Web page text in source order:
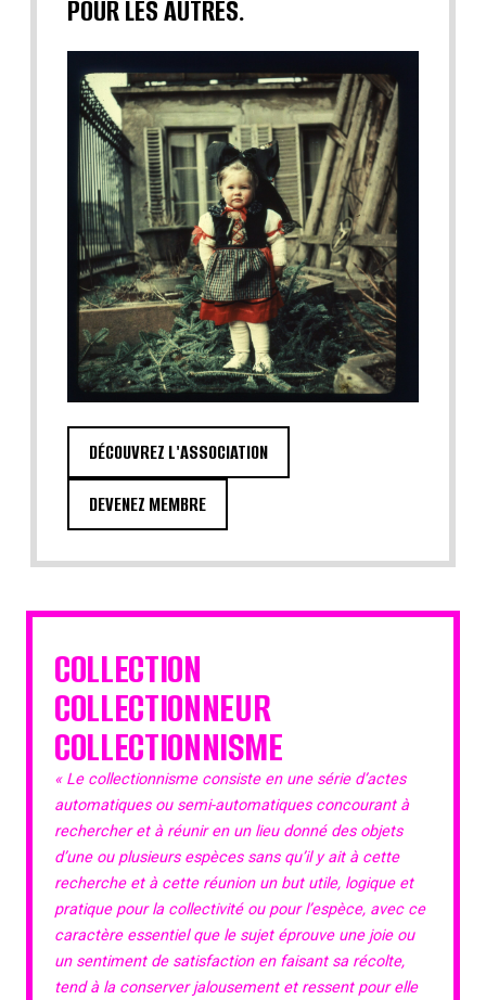
POUR LES AUTRES.
DÉCOUVREZ L'ASSOCIATION
DEVENEZ MEMBRE
COLLECTION
COLLECTIONNEUR
COLLECTIONNISME
« Le collectionnisme consiste en une série d’actes
automatiques ou semi-automatiques concourant à
rechercher et à réunir en un lieu donné des objets
d’une ou plusieurs espèces sans qu’il y ait à cette
recherche et à cette réunion un but utile, logique et
pratique pour la collectivité ou pour l’espèce, avec ce
caractère essentiel que le sujet éprouve une joie ou
un sentiment de satisfaction en faisant sa récolte,
tend à la conserver jalousement et ressent pour elle